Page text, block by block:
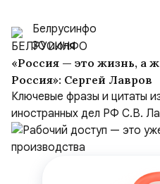
Белрусинфо
30 июля
«Россия — это жизнь, а жизнь
Россия»: Сергей Лавров
Ключевые фразы и цитаты
иностранных дел РФ С.В.